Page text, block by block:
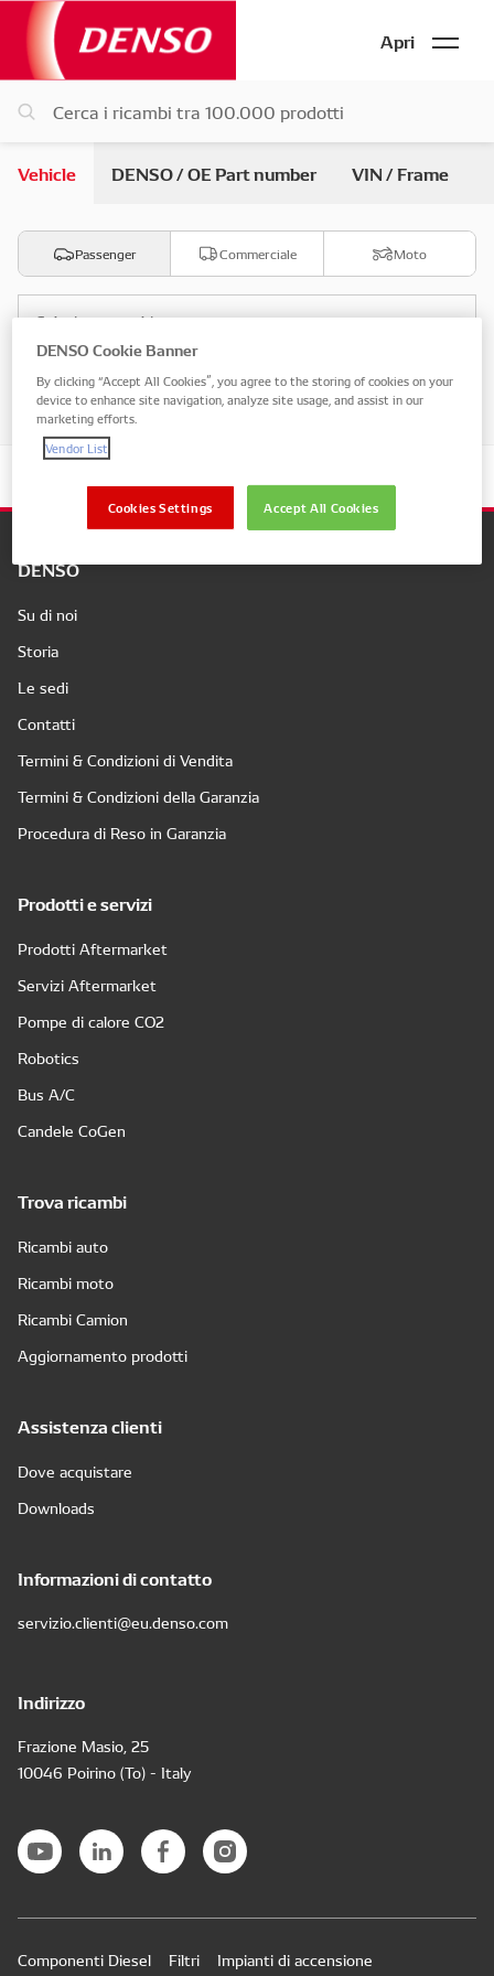
Apri
Vehicle DENSO / OE Part number VIN / Frame
Passenger Commerciale Moto
Seleziona marchio
Seleziona modello
DENSO
Su di noi
Storia
Le sedi
Contatti
Termini & Condizioni di Vendita
Termini & Condizioni della Garanzia
Procedura di Reso in Garanzia
Prodotti e servizi
Prodotti Aftermarket
Servizi Aftermarket
Pompe di calore CO2
Robotics
Bus A/C
Candele CoGen
Trova ricambi
Ricambi auto
Ricambi moto
Ricambi Camion
Aggiornamento prodotti
Assistenza clienti
Dove acquistare
Downloads
Informazioni di contatto
servizio.clienti@eu.denso.com
Indirizzo
Frazione Masio, 25
10046 Poirino (To) - Italy
Componenti Diesel Filtri Impianti di accensione
DENSO Cookie Banner
By clicking “Accept All Cookies”, you agree to the storing of cookies on your
device to enhance site navigation, analyze site usage, and assist in our
marketing efforts.
Vendor List
Accept All Cookies
Cookies Settings